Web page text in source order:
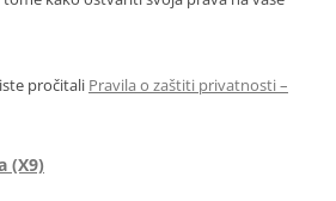
pročitali Pravila o zaštiti privatnosti –
(X9)